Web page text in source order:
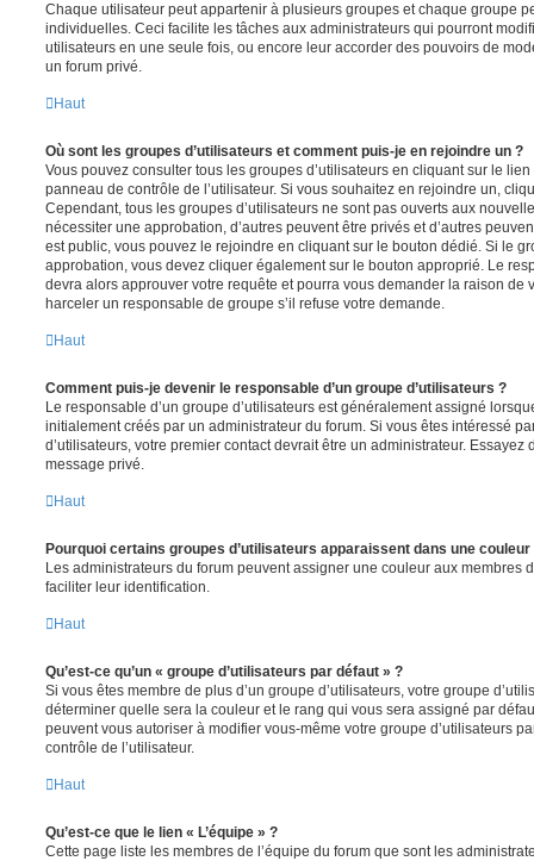
Chaque utilisateur peut appartenir à plusieurs groupes et chaque groupe
individuelles. Ceci facilite les tâches aux administrateurs qui pourront
utilisateurs en une seule fois, ou encore leur accorder des pouvoirs de
un forum privé.
Haut
Où sont les groupes d’utilisateurs et comment puis-je en rejoindre un ?
Vous pouvez consulter tous les groupes d’utilisateurs en cliquant sur le
panneau de contrôle de l’utilisateur. Si vous souhaitez en rejoindre un,
Cependant, tous les groupes d’utilisateurs ne sont pas ouverts aux
nécessiter une approbation, d’autres peuvent être privés et d’autres
est public, vous pouvez le rejoindre en cliquant sur le bouton dédié. Si le
approbation, vous devez cliquer également sur le bouton approprié. Le
devra alors approuver votre requête et pourra vous demander la raison de
harceler un responsable de groupe s’il refuse votre demande.
Haut
Comment puis-je devenir le responsable d’un groupe d’utilisateurs ?
Le responsable d’un groupe d’utilisateurs est généralement assigné
initialement créés par un administrateur du forum. Si vous êtes intéressé
d’utilisateurs, votre premier contact devrait être un administrateur.
message privé.
Haut
Pourquoi certains groupes d’utilisateurs apparaissent dans une
Les administrateurs du forum peuvent assigner une couleur aux membres
faciliter leur identification.
Haut
Qu’est-ce qu’un « groupe d’utilisateurs par défaut » ?
Si vous êtes membre de plus d’un groupe d’utilisateurs, votre groupe
déterminer quelle sera la couleur et le rang qui vous sera assigné par
peuvent vous autoriser à modifier vous-même votre groupe d’utilisateurs
contrôle de l’utilisateur.
Haut
Qu’est-ce que le lien « L’équipe » ?
Cette page liste les membres de l’équipe du forum que sont les